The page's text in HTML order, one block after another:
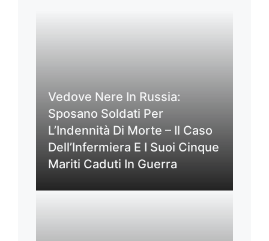
Vedove Nere In Russia:
Sposano Soldati Per
L’Indennità Di Morte – Il Caso
Dell’Infermiera E I Suoi Cinque
Mariti Caduti In Guerra